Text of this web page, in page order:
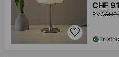
CHF
PVCCHF
En